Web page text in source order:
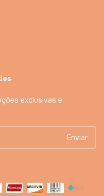
exclusivas e